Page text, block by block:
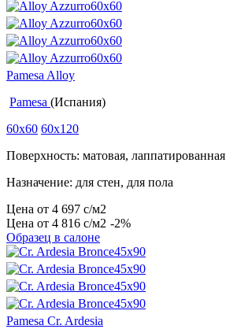
Pamesa Alloy
Pamesa (Испания)
60x60 60x120
Поверхность: матовая, лаппатированная
Назначение: для стен, для пола
Цена от 4 697 c/м2
Цена от 4 816 c/м2 -2%
Образец в салоне
Pamesa Cr. Ardesia